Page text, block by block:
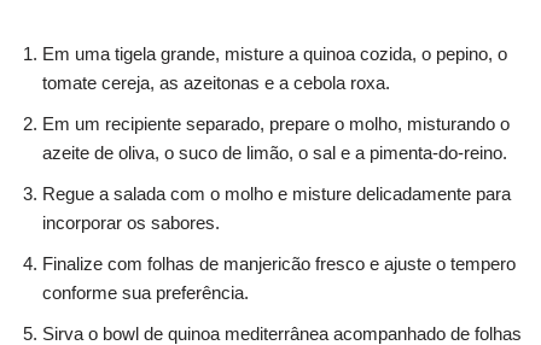
Em uma tigela grande, misture a quinoa cozida, o pepino, o
tomate cereja, as azeitonas e a cebola roxa.
Em um recipiente separado, prepare o molho, misturando o
azeite de oliva, o suco de limão, o sal e a pimenta-do-reino.
Regue a salada com o molho e misture delicadamente para
incorporar os sabores.
Finalize com folhas de manjericão fresco e ajuste o tempero
conforme sua preferência.
Sirva o bowl de quinoa mediterrânea acompanhado de folhas